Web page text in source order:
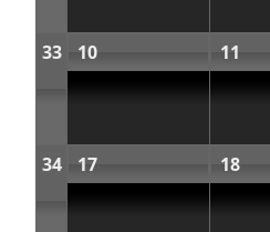
33 10 11
34 17 18